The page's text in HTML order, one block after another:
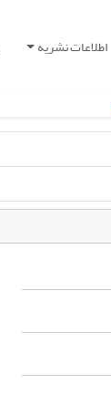
اطلاعات نشریه